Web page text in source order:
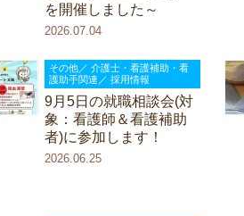
を開催しました～
2026.07.04
その他／ 介護士・看護補助・看
護助手関連／ 採用情報
9月5日の就職相談会(対
象：看護師＆看護補助
者)に参加します！
2026.06.25